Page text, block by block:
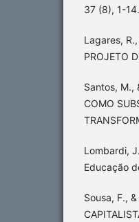
37 (8), 1-14.
Lagares,
PROJETO
Santos, M.,
COMO
Lombardi,
Educação
Sousa, F.,